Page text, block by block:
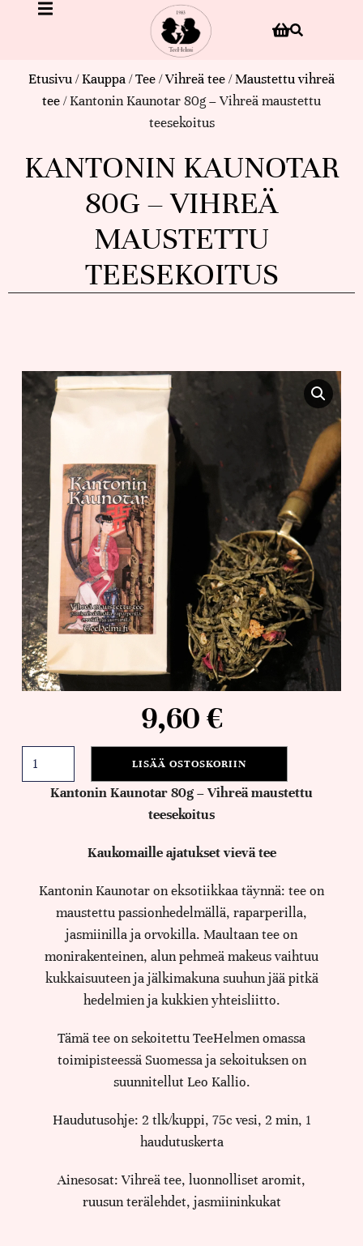
Etusivu/Kauppa/Tee/Vihreä tee/Maustettu vihreä
tee/ Kantonin Kaunotar 80g – Vihreä maustettu
teesekoitus
KANTONIN KAUNOTAR
80G – VIHREÄ
MAUSTETTU
TEESEKOITUS
9,60€
LISÄÄ OSTOSKORIIN
Kantonin Kaunotar 80g – Vihreä maustettu
teesekoitus
Kaukomaille ajatukset vievä tee
Kantonin Kaunotar on eksotiikkaa täynnä: tee on
maustettu passionhedelmällä, raparperilla,
jasmiinilla ja orvokilla. Maultaan tee on
monirakenteinen, alun pehmeä makeus vaihtuu
kukkaisuuteen ja jälkimakuna suuhun jää pitkä
hedelmien ja kukkien yhteisliitto.
Tämä tee on sekoitettu TeeHelmen omassa
toimipisteessä Suomessa ja sekoituksen on
suunnitellut Leo Kallio.
Haudutusohje: 2 tlk/kuppi, 75c vesi, 2 min, 1
haudutuskerta
Ainesosat: Vihreä tee, luonnolliset aromit,
ruusun terälehdet, jasmiininkukat